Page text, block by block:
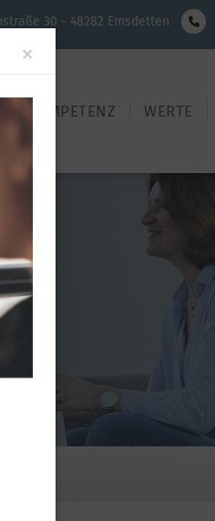
30 - 48282 Emsdetten
KOMPETENZ WERTE
× Close